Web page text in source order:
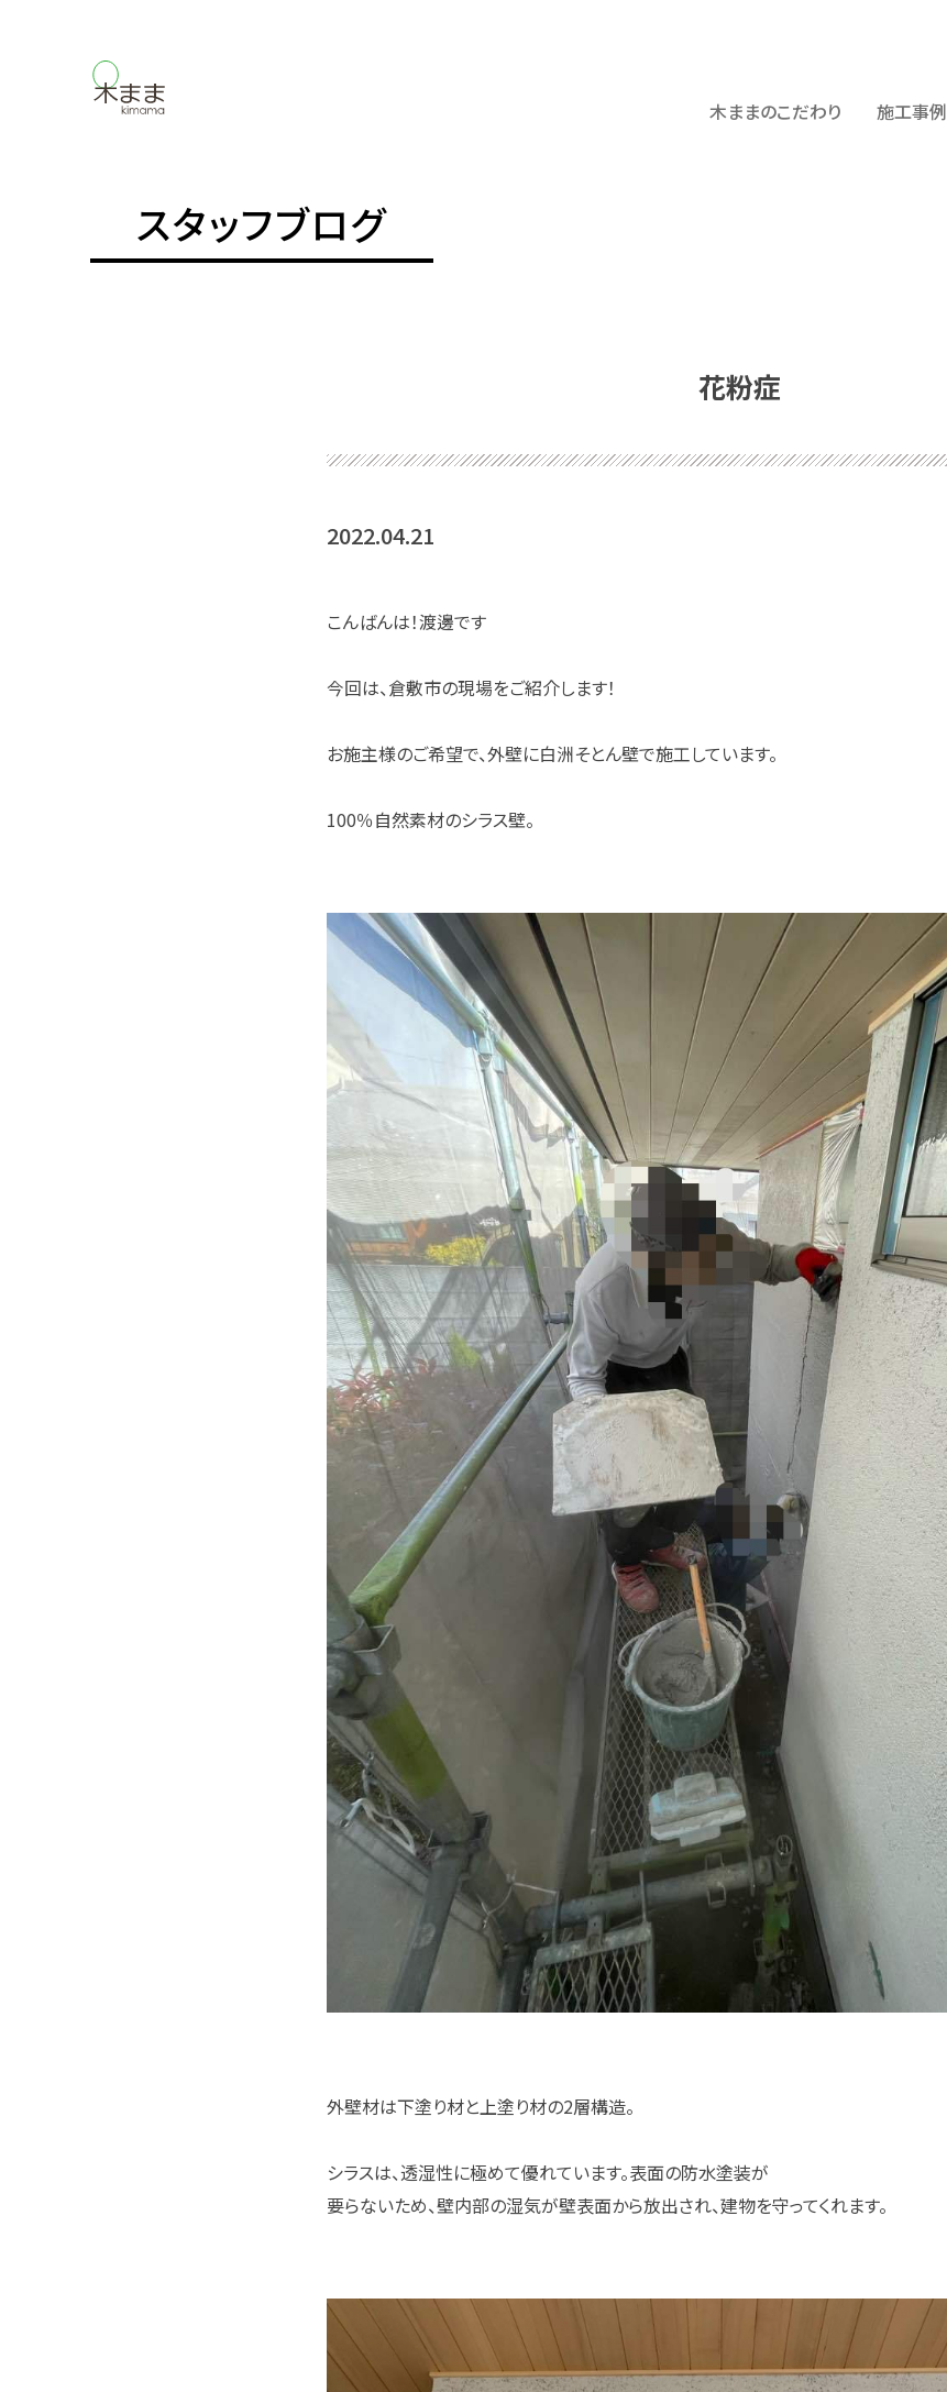
木ままのこだわり 施工事例
スタッフブログ
花粉症
2022.04.21
こんばんは！渡邊です
今回は、倉敷市の現場をご紹介します！
お施主様のご希望で、外壁に白洲そとん壁で施工しています。
100％自然素材のシラス壁。
外壁材は下塗り材と上塗り材の2層構造。
シラスは、透湿性に極めて優れています。表面の防水塗装が
要らないため、壁内部の湿気が壁表面から放出され、建物を守ってくれます。